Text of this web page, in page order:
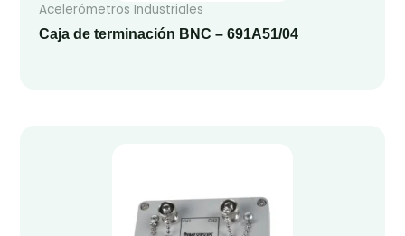
Acelerómetros Industriales
Caja de terminación BNC – 691A51/04